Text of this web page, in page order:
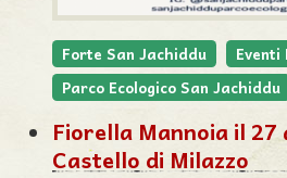
Forte San Jachiddu
Eventi
Parco Ecologico San Jachiddu
Fiorella Mannoia il
Castello di Milazzo